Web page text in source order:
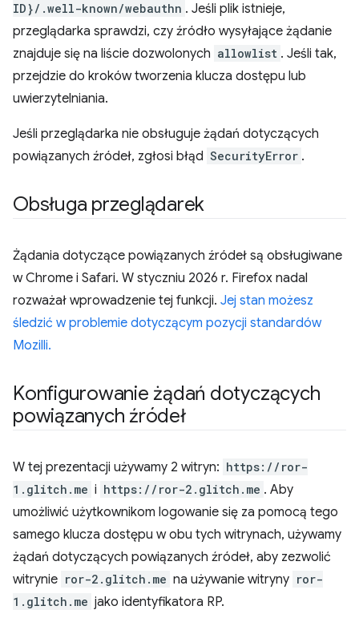
ID}/.well-known/webauthn . Jeśli plik istnieje,
przeglądarka sprawdzi, czy źródło wysyłające żądanie
znajduje się na liście dozwolonych allowlist . Jeśli tak,
przejdzie do kroków tworzenia klucza dostępu lub
uwierzytelniania.
Jeśli przeglądarka nie obsługuje żądań dotyczących
powiązanych źródeł, zgłosi błąd SecurityError .
Obsługa przeglądarek
Żądania dotyczące powiązanych źródeł są obsługiwane
w Chrome i Safari. W styczniu 2026 r. Firefox nadal
rozważał wprowadzenie tej funkcji. Jej stan możesz
śledzić w problemie dotyczącym pozycji standardów
Mozilli.
Konfigurowanie żądań dotyczących
powiązanych źródeł
W tej prezentacji używamy 2 witryn: https://ror-
1.glitch.me i https://ror-2.glitch.me . Aby
umożliwić użytkownikom logowanie się za pomocą tego
samego klucza dostępu w obu tych witrynach, używamy
żądań dotyczących powiązanych źródeł, aby zezwolić
witrynie ror-2.glitch.me na używanie witryny ror-
1.glitch.me jako identyfikatora RP.